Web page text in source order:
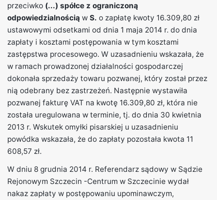
przeciwko (...) spółce z ograniczoną
odpowiedzialnością w S. o zapłatę kwoty 16.309,80 zł
ustawowymi odsetkami od dnia 1 maja 2014 r. do dnia
zapłaty i kosztami postępowania w tym kosztami
zastępstwa procesowego. W uzasadnieniu wskazała, że
w ramach prowadzonej działalności gospodarczej
dokonała sprzedaży towaru pozwanej, który został przez
nią odebrany bez zastrzeżeń. Następnie wystawiła
pozwanej fakturę VAT na kwotę 16.309,80 zł, która nie
została uregulowana w terminie, tj. do dnia 30 kwietnia
2013 r. Wskutek omyłki pisarskiej u uzasadnieniu
powódka wskazała, że do zapłaty pozostała kwota 11
608,57 zł.
W dniu 8 grudnia 2014 r. Referendarz sądowy w Sądzie
Rejonowym Szczecin -Centrum w Szczecinie wydał
nakaz zapłaty w postępowaniu upominawczym,